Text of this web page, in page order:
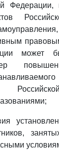
Федерации,
может